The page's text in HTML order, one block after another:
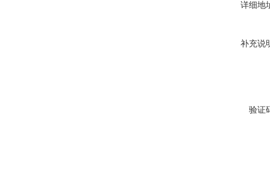
详细地
补充说
验证